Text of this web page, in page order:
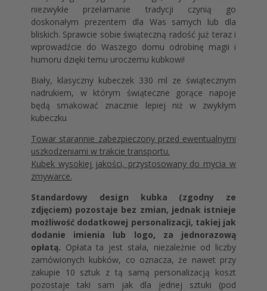
niezwykłe przełamanie tradycji czynią go
doskonałym prezentem dla Was samych lub dla
bliskich. Sprawcie sobie świąteczną radość już teraz i
wprowadźcie do Waszego domu odrobinę magii i
humoru dzięki temu uroczemu kubkowi!
Biały, klasyczny kubeczek 330 ml ze świątecznym
nadrukiem, w którym świąteczne gorące napoje
będą smakować znacznie lepiej niż w zwykłym
kubeczku
Towar starannie zabezpieczony przed ewentualnymi
uszkodzeniami w trakcie transportu.
Kubek wysokiej jakości, przystosowany do mycia w
zmywarce.
Standardowy design kubka (zgodny ze
zdjęciem) pozostaje bez zmian, jednak istnieje
możliwość dodatkowej personalizacji, takiej jak
dodanie imienia lub logo, za jednorazową
opłatą. Opłata ta jest stała, niezależnie od liczby
zamówionych kubków, co oznacza, że nawet przy
zakupie 10 sztuk z tą samą personalizacją koszt
pozostaje taki sam jak dla jednej sztuki (pod